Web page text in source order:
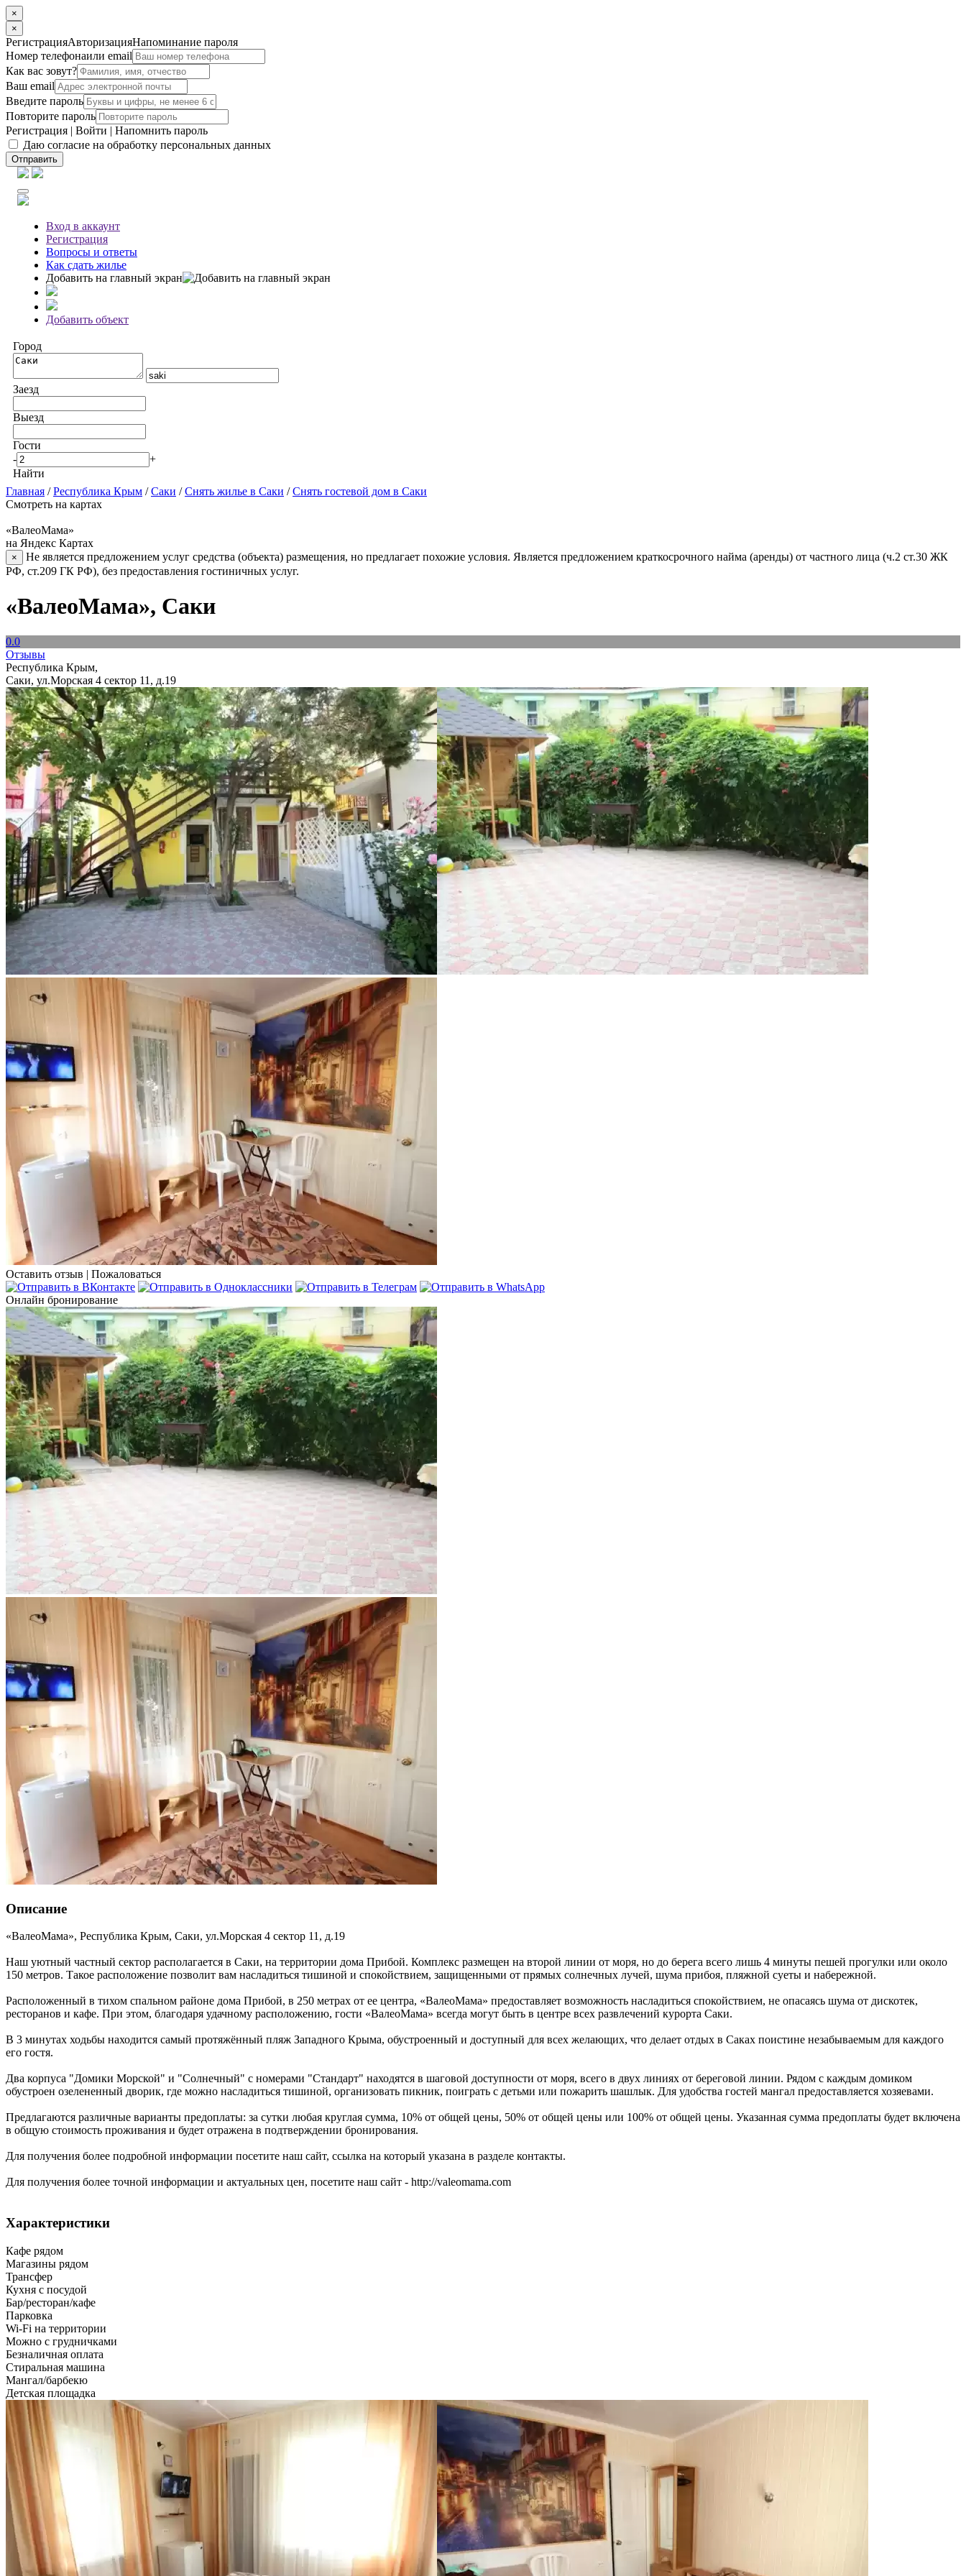
×
×
РегистрацияАвторизацияНапоминание пароля
Номер телефонаили email
Как вас зовут?
Ваш email
Введите пароль
Повторите пароль
Регистрация | Войти | Напомнить пароль
Даю согласие на обработку персональных данных
Отправить
Вход в аккаунт
Регистрация
Вопросы и ответы
Как сдать жилье
Добавить на главный экран
Добавить объект
Город
Заезд
Выезд
Гости
-
+
Найти
Главная /Республика Крым /Саки /Снять жилье в Саки /Снять гостевой дом в Саки
Смотреть на картах
«ВалеоМама»
на Яндекс Картах
×
Не является предложением услуг средства (объекта) размещения, но предлагает похожие условия. Является предложением краткосрочного найма (аренды) от частного лица (ч.2 ст.30 ЖК
РФ, ст.209 ГК РФ), без предоставления гостиничных услуг.
«ВалеоМама», Саки
0.0
Отзывы
Республика Крым,
Саки, ул.Морская 4 сектор 11, д.19
Оставить отзыв | Пожаловаться
Онлайн бронирование
Описание
«ВалеоМама», Республика Крым, Саки, ул.Морская 4 сектор 11, д.19
Наш уютный частный сектор располагается в Саки, на территории дома Прибой. Комплекс размещен на второй линии от моря, но до берега всего лишь 4 минуты пешей прогулки или около
150 метров. Такое расположение позволит вам насладиться тишиной и спокойствием, защищенными от прямых солнечных лучей, шума прибоя, пляжной суеты и набережной.
Расположенный в тихом спальном районе дома Прибой, в 250 метрах от ее центра, «ВалеоМама» предоставляет возможность насладиться спокойствием, не опасаясь шума от дискотек,
ресторанов и кафе. При этом, благодаря удачному расположению, гости «ВалеоМама» всегда могут быть в центре всех развлечений курорта Саки.
В 3 минутах ходьбы находится самый протяжённый пляж Западного Крыма, обустроенный и доступный для всех желающих, что делает отдых в Саках поистине незабываемым для каждого
его гостя.
Два корпуса "Домики Морской" и "Солнечный" с номерами "Стандарт" находятся в шаговой доступности от моря, всего в двух линиях от береговой линии. Рядом с каждым домиком
обустроен озелененный дворик, где можно насладиться тишиной, организовать пикник, поиграть с детьми или пожарить шашлык. Для удобства гостей мангал предоставляется хозяевами.
Предлагаются различные варианты предоплаты: за сутки любая круглая сумма, 10% от общей цены, 50% от общей цены или 100% от общей цены. Указанная сумма предоплаты будет включена
в общую стоимость проживания и будет отражена в подтверждении бронирования.
Для получения более подробной информации посетите наш сайт, ссылка на который указана в разделе контакты.
Для получения более точной информации и актуальных цен, посетите наш сайт - http://valeomama.com
Характеристики
Кафе рядом
Магазины рядом
Трансфер
Кухня с посудой
Бар/ресторан/кафе
Парковка
Wi-Fi на территории
Можно с грудничками
Безналичная оплата
Стиральная машина
Мангал/барбекю
Детская площадка